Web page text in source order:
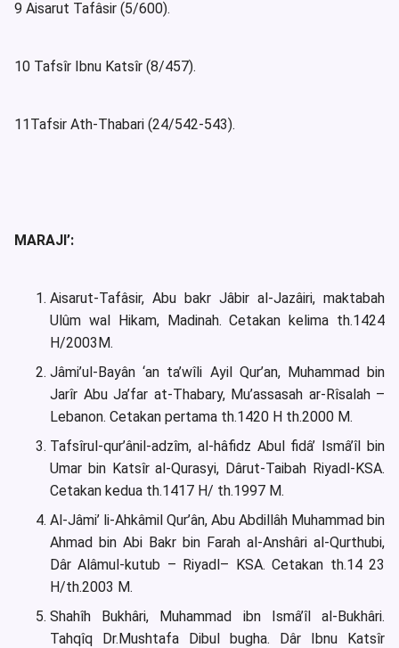
9 Aisarut Tafâsir (5/600).
10 Tafsîr Ibnu Katsîr (8/457).
11Tafsir Ath-Thabari (24/542-543).
MARAJI’:
Aisarut-Tafâsir, Abu bakr Jâbir al-Jazâiri, maktabah
Ulûm wal Hikam, Madinah. Cetakan kelima th.1424
H/2003M.
Jâmi’ul-Bayân ‘an ta’wîli Ayil Qur’an, Muhammad bin
Jarîr Abu Ja’far at-Thabary, Mu’assasah ar-Rîsalah –
Lebanon. Cetakan pertama th.1420 H th.2000 M.
Tafsîrul-qur’ânil-adzîm, al-hâfidz Abul fidâ’ Ismâ’îl bin
Umar bin Katsîr al-Qurasyi, Dârut-Taibah Riyadl-KSA.
Cetakan kedua th.1417 H/ th.1997 M.
Al-Jâmi’ li-Ahkâmil Qur’ân, Abu Abdillâh Muhammad bin
Ahmad bin Abi Bakr bin Farah al-Anshâri al-Qurthubi,
Dâr Alâmul-kutub – Riyadl– KSA. Cetakan th.14 23
H/th.2003 M.
Shahîh Bukhâri, Muhammad ibn Ismâ’îl al-Bukhâri.
Tahqîq Dr.Mushtafa Dibul bugha. Dâr Ibnu Katsîr